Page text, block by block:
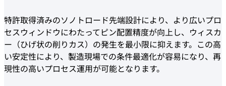
特許取得済みのソノトロード先端設計により、より広いプロ
セスウィンドウにわたってピン配置精度が向上し、ウィスカ
ー（ひげ状の削りカス）の発生を最小限に抑えます。この高
い安定性により、製造現場での条件最適化が容易になり、再
現性の高いプロセス運用が可能となります。